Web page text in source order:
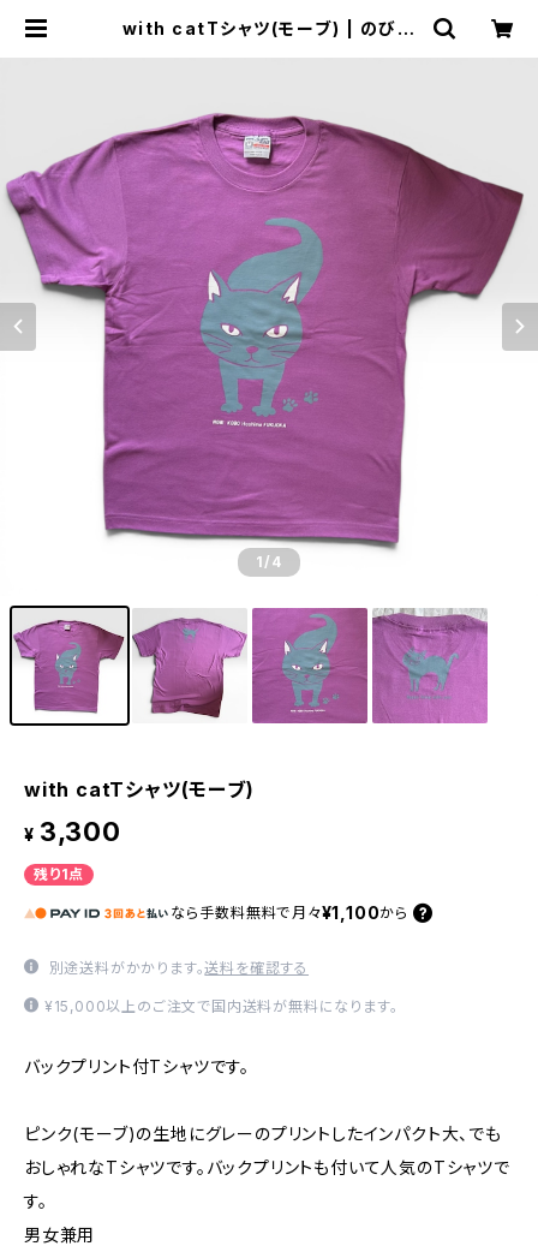
with catTシャツ(モーブ) | のび工
1/4
with catTシャツ(モーブ)
¥ 3,300
残り1点
なら 手数料無料で 月々¥1,100から
別途送料がかかります。送料を確認する
¥15,000以上のご注文で国内送料が無料になります。
バックプリント付Tシャツです。
ピンク(モーブ)の生地にグレーのプリントしたインパクト大、でも
おしゃれなTシャツです。バックプリントも付いて人気のTシャツで
す。
男女兼用